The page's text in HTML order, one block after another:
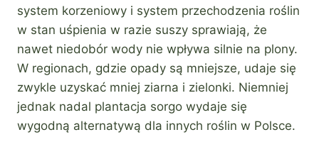
system korzeniowy i system przechodzenia roślin
w stan uśpienia w razie suszy sprawiają, że
nawet niedobór wody nie wpływa silnie na plony.
W regionach, gdzie opady są mniejsze, udaje się
zwykle uzyskać mniej ziarna i zielonki. Niemniej
jednak nadal plantacja sorgo wydaje się
wygodną alternatywą dla innych roślin w Polsce.